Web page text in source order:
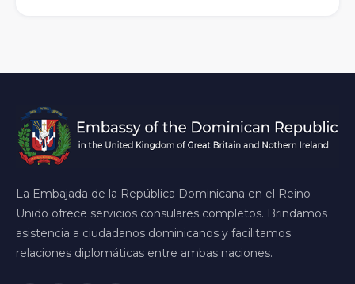
La Embajada de la República Dominicana en el Reino
Unido ofrece servicios consulares completos. Brindamos
asistencia a ciudadanos dominicanos y facilitamos
relaciones diplomáticas entre ambas naciones.